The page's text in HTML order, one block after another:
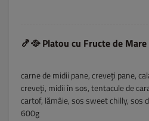
🍤🥘 Platou cu Fructe de
carne de midii pane, creveți pane,
creveți, midii în sos, tentacule de
cartof, lămâie, sos sweet chilly, sos
600g